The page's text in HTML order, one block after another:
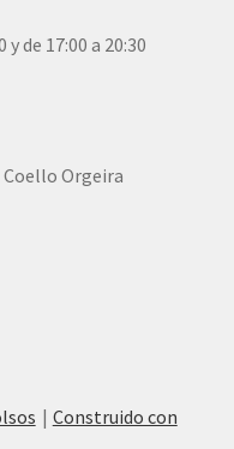
y de 17:00 a 20:30
Orgeira
Construido con